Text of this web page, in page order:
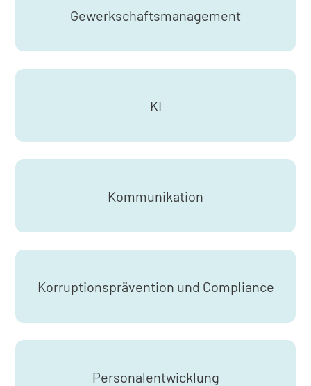
Gewerkschaftsmanagement
KI
Kommunikation
Korruptionsprävention und Compliance
Personalentwicklung